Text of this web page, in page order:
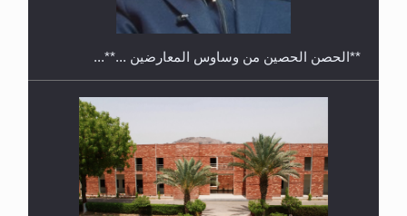
**الحصن الحصين من وساوس المعارضين ...**...